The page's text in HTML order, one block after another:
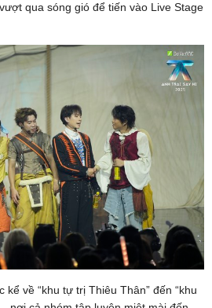
qua sóng gió để tiến vào Live Stage
kể về “khu tự trị Thiêu Thân” đến “khu